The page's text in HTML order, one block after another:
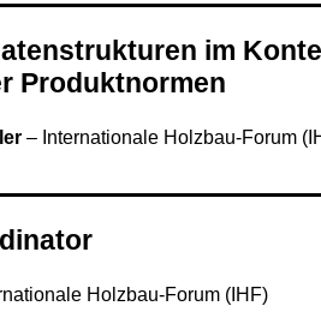
im
Produktnormen
– Internationale Holzbau-Forum
Holzbau-Forum (IHF)